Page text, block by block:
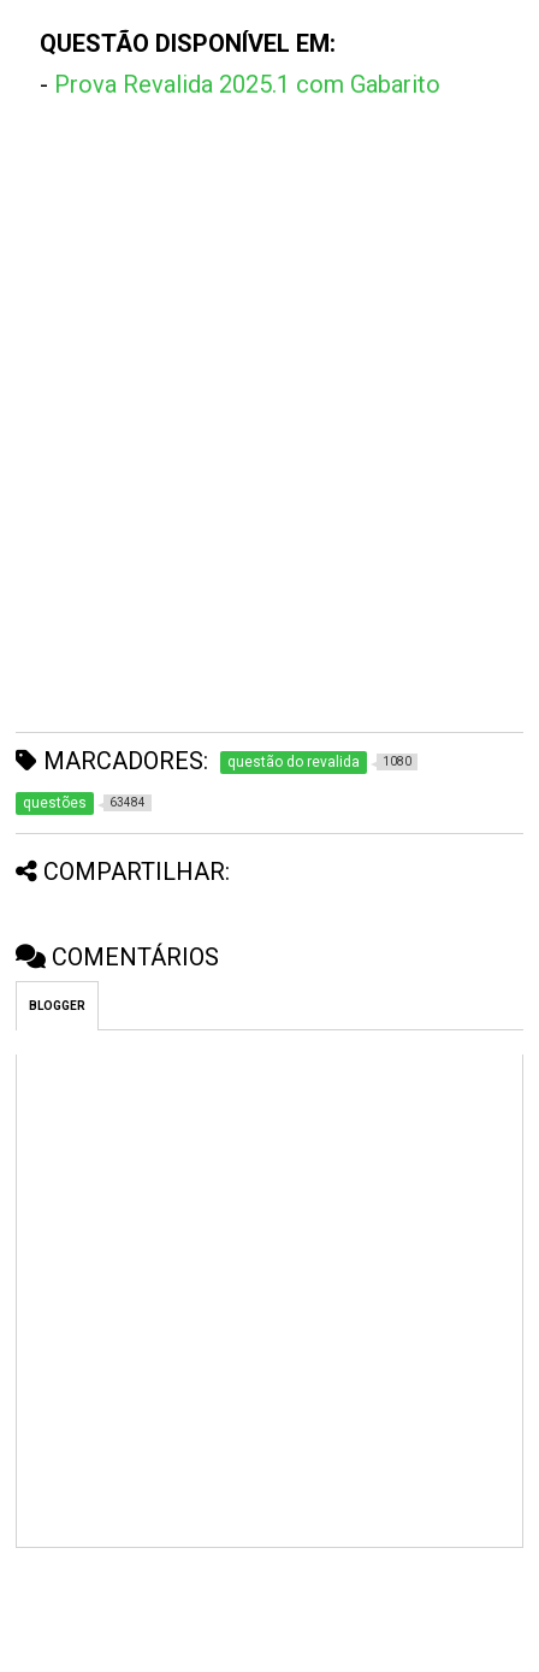
QUESTÃO DISPONÍVEL EM:
- Prova Revalida 2025.1 com Gabarito
MARCADORES: questão do revalida 1080
questões 63484
COMPARTILHAR:
COMENTÁRIOS
BLOGGER